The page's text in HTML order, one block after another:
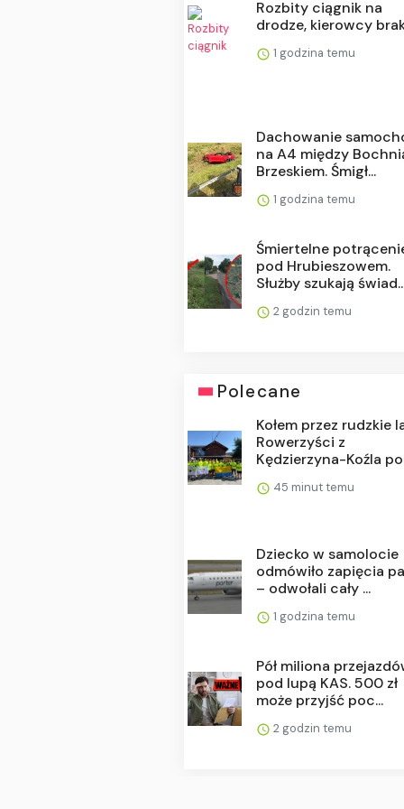
Rozbity ciągnik na
drodze, kierowcy
1 godzina temu
Dachowanie
na A4 między
Brzeskiem. Śmigł...
1 godzina temu
Śmiertelne
pod Hrubieszowem.
Służby szukają
2 godzin temu
Polecane
Kołem przez rudzkie
Rowerzyści z
Kędzierzyna-Koźla
45 minut temu
Dziecko w samolocie
odmówiło zapięcia
– odwołali cały ...
1 godzina temu
Pół miliona
pod lupą KAS. 500 zł
może przyjść poc...
2 godzin temu